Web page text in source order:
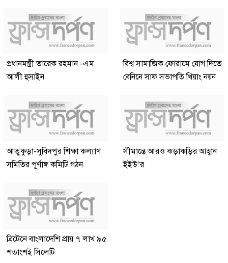
প্রধানমন্ত্রী তারেক রহমান -এম
আলী হুসাইন
বিশ্ব সামাজিক ফোরামে যোগ দিতে
বেনিনে সাফ সভাপতি খিয়াং নয়ন
আতুকুড়া-সুবিদপুর শিক্ষা কল্যাণ
সমিতির পূর্ণাঙ্গ কমিটি গঠন
সীমান্তে আরও কড়াকড়ির আহ্বান
ইইউ’র
ব্রিটেনে বাংলাদেশি প্রায় ৭ লাখ ৯৫
শতাংশই সিলেটি